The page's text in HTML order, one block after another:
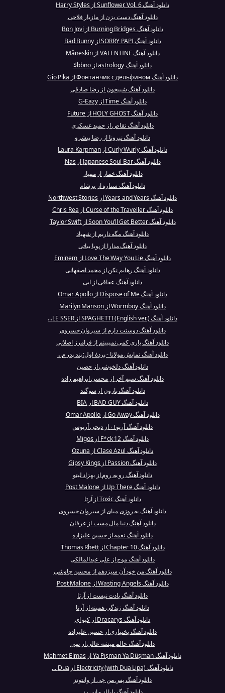
دانلود آهنگ Sunflower, Vol. 6 از Harry Styles
دانلود آهنگ دست بزن از مازیار فلاحی
دانلود آهنگ Burning Bridges از Bon Jovi
دانلود آهنگ SORRY PAPI از Bad Bunny
دانلود آهنگ VALENTINE از Måneskin
دانلود آهنگ astrology از bbno$
دانلود آهنگ Фонтанчик с дельфином از Gio Pika
دانلود آهنگ شبیخون از رضا صادقی
دانلود آهنگ Time از G-Eazy
دانلود آهنگ HOLY GHOST از Future
دانلود آهنگ تقاص از حمید عسکری
دانلود آهنگ نیرونا از رضا پیشرو
دانلود آهنگ Curly Wurly از Laura Karpman
دانلود آهنگ Japanese Soul Bar از Nas
دانلود آهنگ خمار از مهیار
دانلود آهنگ ستاره از برشام
دانلود آهنگ Years and Years از Northwest Stories
دانلود آهنگ Curse of the Traveller از Chris Rea
دانلود آهنگ Soon You’ll Get Better از Taylor Swift
دانلود آهنگ مگه داریم از شهیاد
دانلود آهنگ مدارا از پویا بیاتی
دانلود آهنگ Love The Way You Lie از Eminem
دانلود آهنگ رهایم نکن از محمد اصفهانی
دانلود آهنگ عقاقی از ابی
دانلود آهنگ Dispose of Me از Omar Apollo
دانلود آهنگ Wormboy از Marilyn Manson
دانلود آهنگ SPAGHETTI (English ver.) از LE SSER...
دانلود آهنگ دوستت دارم از سیروان خسروی
دانلود آهنگ یاری کمی نمیبینم از فرامرز اصلانی
دانلود آهنگ نمایش مولانا - پردهٔ اول: پند پدر م...
دانلود آهنگ دلخوشی از حصین
دانلود آهنگ سیم آخر از محسن ابراهیم زاده
دانلود آهنگ بارون از سوگند
دانلود آهنگ BAD GUY از BIA
دانلود آهنگ Go Away از Omar Apollo
دانلود آهنگ آریو۰۱ از دیجی آریوس
دانلود آهنگ F*ck 12 از Migos
دانلود آهنگ Clase Azul از Ozuna
دانلود آهنگ Passion از Gipsy Kings
دانلود آهنگ رو به روم از بهزاد لیتو
دانلود آهنگ Up There از Post Malone
دانلود آهنگ Toxic از آرتا
دانلود آهنگ یه روزی میای از سیروان خسروی
دانلود آهنگ دنیا مال مست از عرفان
دانلود آهنگ نغمه از حسین علیزاده
دانلود آهنگ Chapter 10 از Thomas Rhett
دانلود آهنگ موج از علی عبدالمالکی
دانلود آهنگ من خود آن سیزدهم از محسن چاوشی
دانلود آهنگ Wasting Angels از Post Malone
دانلود آهنگ یادت نیست از آرتا
دانلود آهنگ زندگی همینه از آرتا
دانلود آهنگ Dracarys از کیو ای
دانلود آهنگ بختیاری از حسین علیزاده
دانلود آهنگ حالم میشه عالی از تهی
دانلود آهنگ Ya Pişman Ya Düşman از Mehmet Elmas
دانلود آهنگ Electricity (with Dua Lipa) از Dua ...
دانلود آهنگ پس من چی از وانتونز